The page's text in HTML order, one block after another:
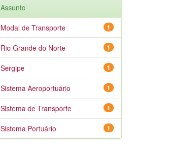
Assunto
1
Modal de Transporte
1
Rio Grande do Norte
1
Sergipe
1
Sistema Aeroportuário
1
Sistema de Transporte
1
Sistema Portuário